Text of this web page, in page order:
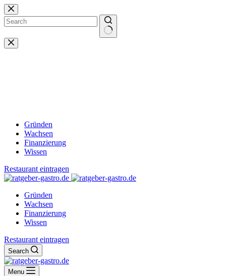
Zum
Inhalt
springen
Keine
Ergebnisse
Gründen
Wachsen
Finanzierung
Wissen
Restaurant eintragen
Gründen
Wachsen
Finanzierung
Wissen
Restaurant eintragen
Search
Menu